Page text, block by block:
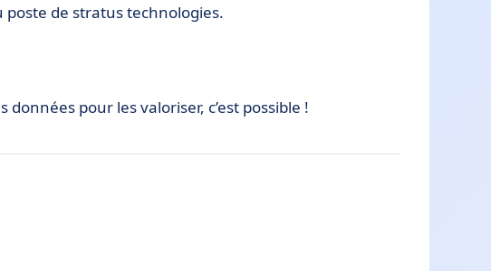
poste de stratus technologies.
pour les valoriser, c’est possible !